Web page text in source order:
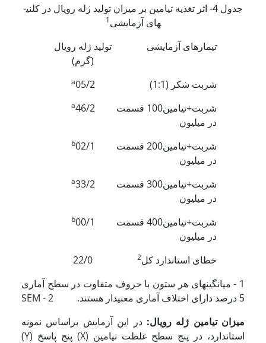
جدول 4- اثر تغذیه تیامین بر میزان تولید ژله رویال در کلنی­
های آزمایشی1
تیمارهای آزمایشی
تولید ژله رویال
(گرم)
شربت شکر (1:1)
a05/2
شربت+تیامین100 قسمت
در میلیون
a46/2
شربت+تیامین200 قسمت
در میلیون
b02/1
شربت+تیامین300 قسمت
در میلیون
a33/2
شربت+تیامین400 قسمت
در میلیون
b00/1
خطای استاندارد کل2
22/0
1 - میانگین­های هر ستون با حروف متفاوت در سطح آماری
5 درصد دارای اختلاف آماری معنی­دار هستند. 2 - SEM
میزان تیامین ژله رویال:در این آزمایش براساس نمونه
استاندارد، در پنج سطح غلظت تیامین (X) پنج پاسخ­ (Y)